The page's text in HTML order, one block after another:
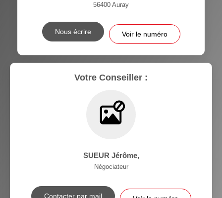
56400 Auray
Nous écrire Voir le numéro
Votre Conseiller :
SUEUR Jérôme,
Négociateur
Contacter par mail